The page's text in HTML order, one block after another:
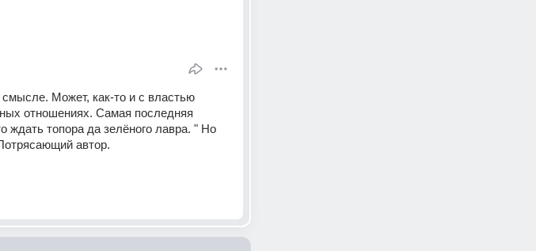
Может, как-то и с властью
отношениях. Самая последняя
ждать топора да зелёного лавра. " Но
автор.